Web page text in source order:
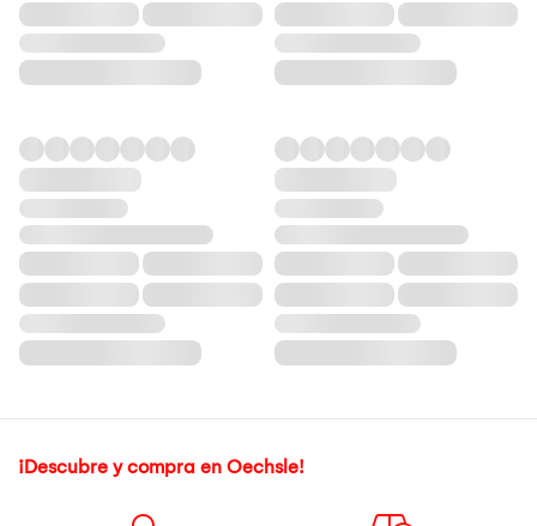
¡Descubre y compra en Oechsle!